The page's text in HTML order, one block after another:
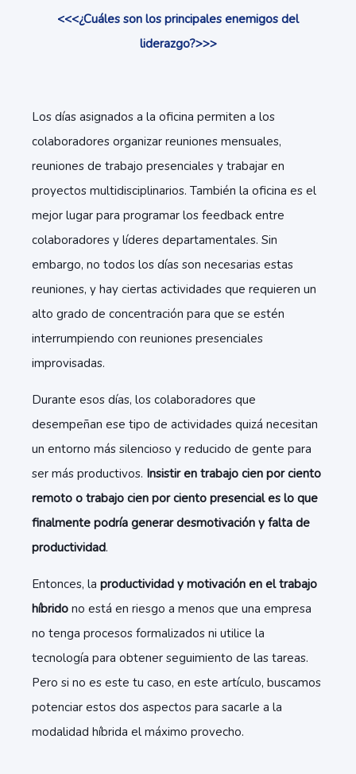
<<<¿Cuáles son los principales enemigos del
liderazgo?>>>
Los días asignados a la oficina permiten a los
colaboradores organizar reuniones mensuales,
reuniones de trabajo presenciales y trabajar en
proyectos multidisciplinarios. También la oficina es el
mejor lugar para programar los feedback entre
colaboradores y líderes departamentales. Sin
embargo, no todos los días son necesarias estas
reuniones, y hay ciertas actividades que requieren un
alto grado de concentración para que se estén
interrumpiendo con reuniones presenciales
improvisadas.
Durante esos días, los colaboradores que
desempeñan ese tipo de actividades quizá necesitan
un entorno más silencioso y reducido de gente para
ser más productivos. Insistir en trabajo cien por ciento
remoto o trabajo cien por ciento presencial es lo que
finalmente podría generar desmotivación y falta de
productividad.
Entonces, la productividad y motivación en el trabajo
híbrido no está en riesgo a menos que una empresa
no tenga procesos formalizados ni utilice la
tecnología para obtener seguimiento de las tareas.
Pero si no es este tu caso, en este artículo, buscamos
potenciar estos dos aspectos para sacarle a la
modalidad híbrida el máximo provecho.